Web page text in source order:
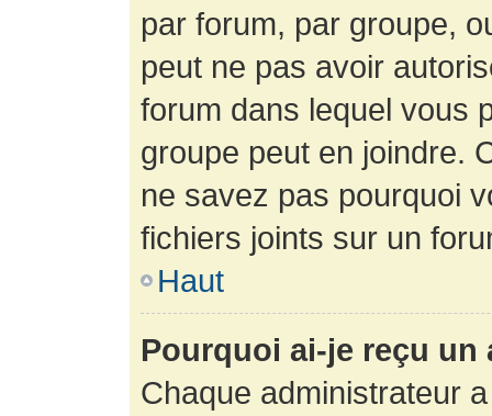
par forum, par groupe,
peut ne pas avoir
forum dans lequel vous
groupe peut en joindre.
ne savez pas pourquoi
fichiers joints sur un
Haut
Pourquoi ai-je reçu un
Chaque administrateur